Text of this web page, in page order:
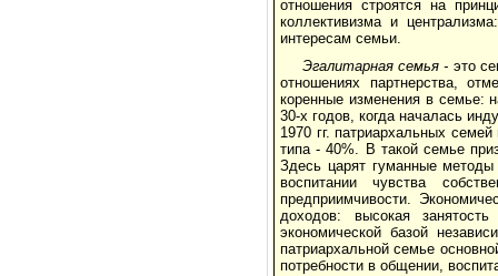
отношения строятся на
коллективизма и
интересам семьи.
Эгалитарная семья - это
отношениях партнерства,
коренные изменения в семье:
30-х годов, когда началась
1970 гг. патриархальных
типа - 40%. В такой семье
Здесь царят гуманные методы
воспитании чувства
предприимчивости.
доходов: высокая
экономической базой
патриархальной семье
потребности в общении,